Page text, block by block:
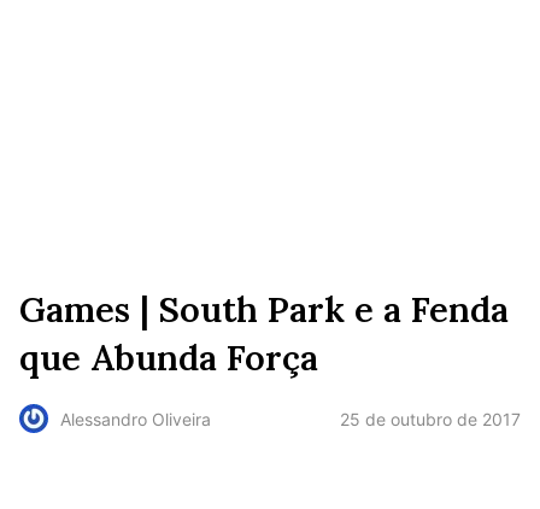
Games | South Park e a Fenda
que Abunda Força
Alessandro Oliveira 25 de outubro de 2017